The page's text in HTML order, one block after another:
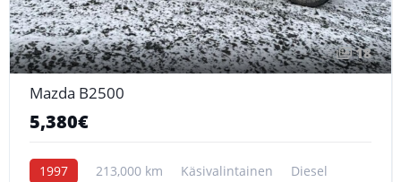
18
Mazda B2500
5,380€
1997 213,000 km Käsivalintainen Diesel